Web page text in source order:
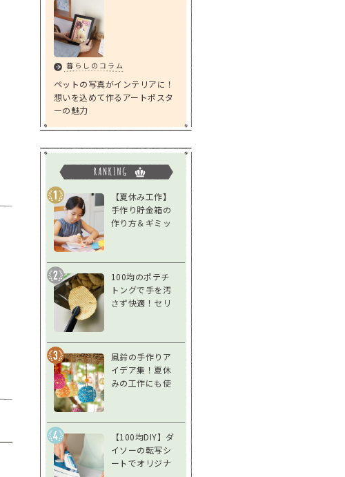
暮らしのコラム
ペットの写真がインテリアに！
想いを込めて作るアートポスタ
ーの魅力
【夏休み工作】
手作り貯金箱の
作り方＆ギミッ
応
100均のポテチ
トングで手を汚
さず快適！セリ
ー
風鈴の手作りア
イデア集！夏休
みの工作にも使
過ごそう
【100均DIY】ダ
イソーの転写シ
ートでオリジナ